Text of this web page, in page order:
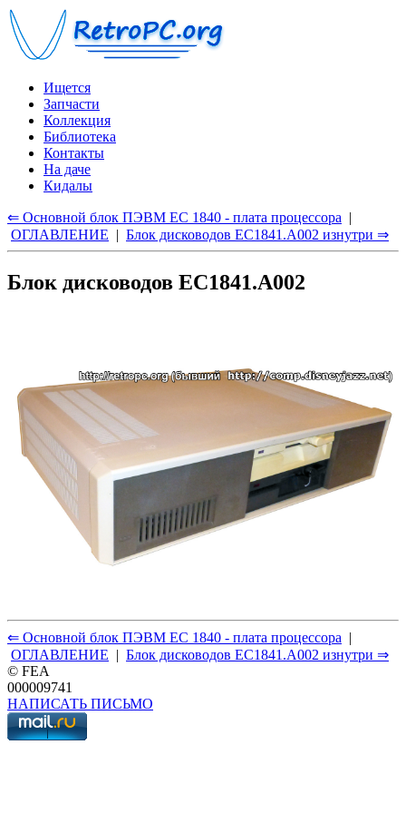
Ищется
Запчасти
Коллекция
Библиотека
Контакты
На даче
Кидалы
⇐ Основной блок ПЭВМ ЕС 1840 - плата процессора |
ОГЛАВЛЕНИЕ | Блок дисководов ЕС1841.А002 изнутри ⇒
Блок дисководов ЕС1841.А002
⇐ Основной блок ПЭВМ ЕС 1840 - плата процессора |
ОГЛАВЛЕНИЕ | Блок дисководов ЕС1841.А002 изнутри ⇒
© FEA
000009741
НАПИСАТЬ ПИСЬМО